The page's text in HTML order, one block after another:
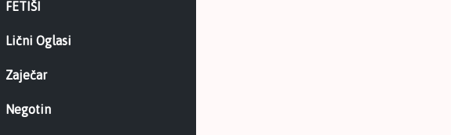
FETIŠI
Lični Oglasi
Zaječar
Negotin